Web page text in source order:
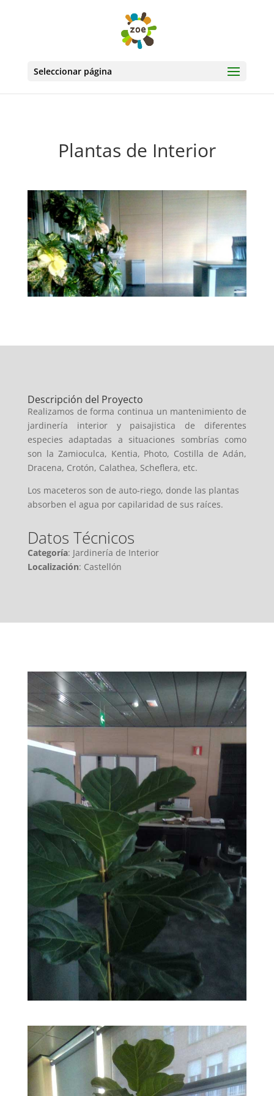
Seleccionar página
Plantas de Interior
Descripción del Proyecto
Realizamos de forma continua un mantenimiento de
jardinería interior y paisajistica de diferentes
especies adaptadas a situaciones sombrías como
son la Zamioculca, Kentia, Photo, Costilla de Adán,
Dracena, Crotón, Calathea, Scheflera, etc.
Los maceteros son de auto-riego, donde las plantas
absorben el agua por capilaridad de sus raíces.
Datos Técnicos
Categoría: Jardinería de Interior
Localización: Castellón